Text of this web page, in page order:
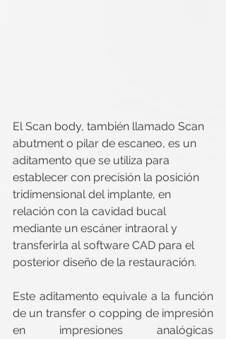
El Scan body, también llamado Scan
abutment o pilar de escaneo, es un
aditamento que se utiliza para
establecer con precisión la posición
tridimensional del implante, en
relación con la cavidad bucal
mediante un escáner intraoral y
transferirla al software CAD para el
posterior diseño de la restauración.
Este aditamento equivale a la función
de un transfer o copping de impresión
en impresiones analógicas